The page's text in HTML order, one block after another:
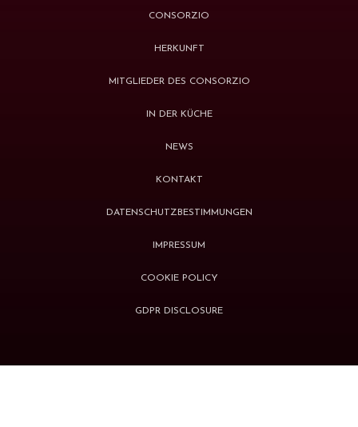
CONSORZIO
HERKUNFT
MITGLIEDER DES CONSORZIO
IN DER KÜCHE
NEWS
KONTAKT
DATENSCHUTZBESTIMMUNGEN
IMPRESSUM
COOKIE POLICY
GDPR DISCLOSURE